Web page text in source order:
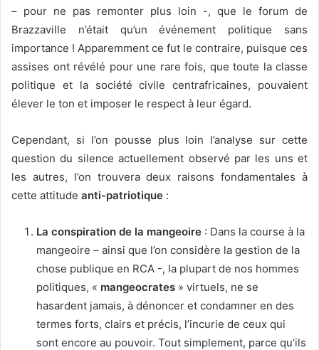
– pour ne pas remonter plus loin -, que le forum de
Brazzaville n’était qu’un événement politique sans
importance ! Apparemment ce fut le contraire, puisque ces
assises ont révélé pour une rare fois, que toute la classe
politique et la société civile centrafricaines, pouvaient
élever le ton et imposer le respect à leur égard.
Cependant, si l’on pousse plus loin l’analyse sur cette
question du silence actuellement observé par les uns et
les autres, l’on trouvera deux raisons fondamentales à
cette attitude anti-patriotique :
La conspiration de la mangeoire : Dans la course à la
mangeoire – ainsi que l’on considère la gestion de la
chose publique en RCA -, la plupart de nos hommes
politiques, « mangeocrates » virtuels, ne se
hasardent jamais, à dénoncer et condamner en des
termes forts, clairs et précis, l’incurie de ceux qui
sont encore au pouvoir. Tout simplement, parce qu’ils